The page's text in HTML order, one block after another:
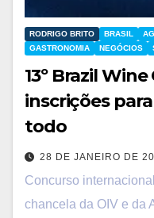
BRASIL
GASTRONOMIA
NEGÓCIOS
RODRIGO BRITO
13º Brazil
inscrições
todo
28 DE JANEIRO DE
Concurso
chancela da OIV e da